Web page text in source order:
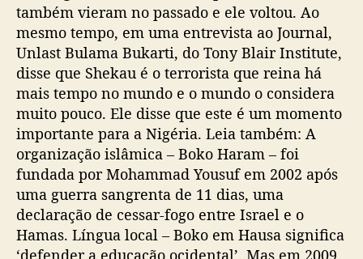
também vieram no passado e ele voltou. Ao
mesmo tempo, em uma entrevista ao Journal,
Unlast Bulama Bukarti, do Tony Blair Institute,
disse que Shekau é o terrorista que reina há
mais tempo no mundo e o mundo o considera
muito pouco. Ele disse que este é um momento
importante para a Nigéria. Leia também: A
organização islâmica – Boko Haram – foi
fundada por Mohammad Yousuf em 2002 após
uma guerra sangrenta de 11 dias, uma
declaração de cessar-fogo entre Israel e o
Hamas. Língua local – Boko em Hausa significa
‘defender a educação ocidental’. Mas em 2009,